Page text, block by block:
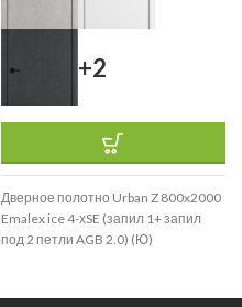
+2
Дверное полотно Urban Z 800x2000
Emalex ice 4-хSE (запил 1+ запил
под 2 петли AGB 2.0) (Ю)